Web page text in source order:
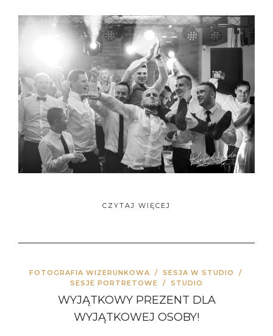
CZYTAJ WIĘCEJ
FOTOGRAFIA WIZERUNKOWA / SESJA W STUDIO
/
SESJE PORTRETOWE / STUDIO
WYJĄTKOWY PREZENT DLA
WYJĄTKOWEJ OSOBY!